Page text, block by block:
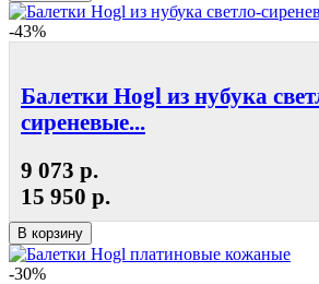
-43%
Балетки Hogl из нубука
сиреневые...
9 073 р.
15 950 р.
В корзину
-30%